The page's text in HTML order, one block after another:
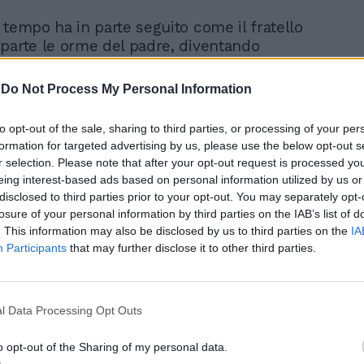
Do Not Process My Personal Information
opt-out of the sale, sharing to third parties, or processing of your
for targeted advertising by us, please use the below opt-out
selection. Please note that after your opt-out request is processed
interest-based ads based on personal information utilized by us
to third parties prior to your opt-out. You may separately
of your personal information by third parties on the IAB’s list of
This information may also be disclosed by us to third parties on the
Participants that may further disclose it to other third parties.
Data Processing Opt Outs
opt-out of the Sharing of my personal data.
tempo ha in parte seguito come il fratello
le orme del padre, diventando
una predilezione per il settore
D'altra parte si è laureata in biologia alla
un dottorato in biochimica e
un MBA in business administration
Business school di New York. Cresciuta
grandi firme della biotecnologia in Italia,
primogenita di Draghi ha fondato la
il gruppo Xgen partners di cui ha il
insieme a Daniele Timothy Scarinci
Fundarò (40%). Con la società nel
è stata fondata anche la Xgen sgr (le
è anche consigliere di
Inter) e della Colussi. E insieme